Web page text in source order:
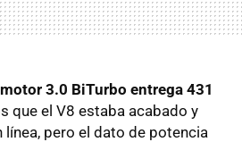
3.0 BiTurbo entrega 431
que el V8 estaba acabado y
línea, pero el dato de potencia